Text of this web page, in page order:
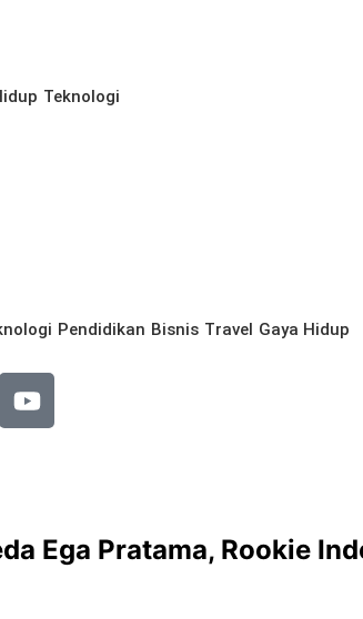
Teknologi
Pendidikan Bisnis Travel Gaya Hidup
Ega Pratama, Rookie